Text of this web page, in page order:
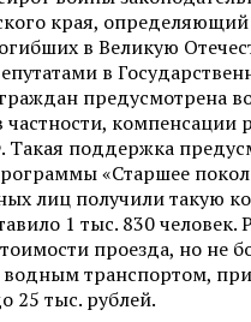
края,
в Великую
в
предусмотрена
компенсации
Такая поддержка
«Старшее
лиц получили такую
1 тыс. 830
проезда, но не
транспортом,
25 тыс. рублей.